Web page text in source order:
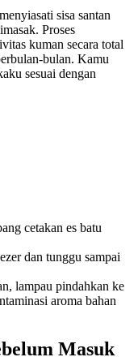
sisa santan
Proses
kuman secara total
bulan. Kamu
sesuai dengan
cetakan es batu
dan tunggu sampai
lampau pindahkan ke
aroma bahan
Masuk